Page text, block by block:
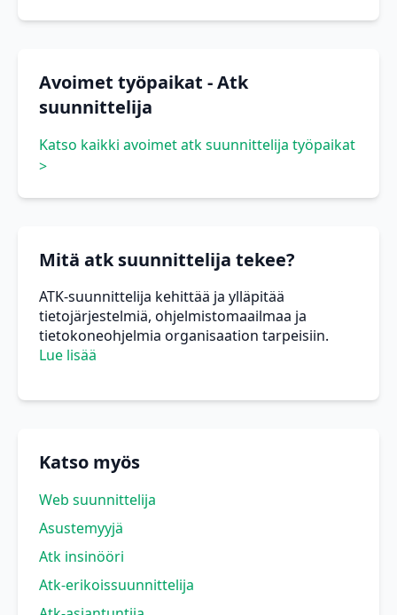
Avoimet työpaikat - Atk
suunnittelija
Katso kaikki avoimet atk suunnittelija työpaikat
>
Mitä atk suunnittelija tekee?
ATK-suunnittelija kehittää ja ylläpitää
tietojärjestelmiä, ohjelmistomaailmaa ja
tietokoneohjelmia organisaation tarpeisiin.
Lue lisää
Katso myös
Web suunnittelija
Asustemyyjä
Atk insinööri
Atk-erikoissuunnittelija